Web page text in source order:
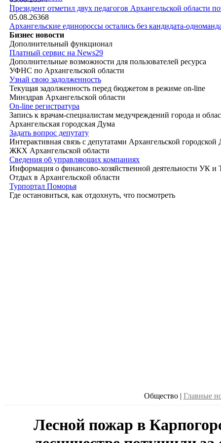
|
Президент отметил двух педагогов Архангельской области
05.08.26368
Архангельские единороссы остались без кандидата-
Бизнес новости
Дополнительный функционал
Платный сервис на News29
Дополнительные возможности для пользователей ресурса
УФНС по Архангельской области
Узнай свою задолженность
Текущая задолженность перед бюджетом в режиме on-line
Минздрав Архангельской области
On-line регистратура
Запись к врачам-специалистам медучреждений города и
Архангельская городская Дума
Задать вопрос депутату
Интерактивная связь с депутатами Архангельской
ЖКХ Архангельской области
Сведения об управляющих компаниях
Информация о финансово-хозяйственной деятельности УК
Отдых в Архангельской области
Турпортал Поморья
Где остановиться, как отдохнуть, что посмотреть
Общество | Главные
Лесной пожар в